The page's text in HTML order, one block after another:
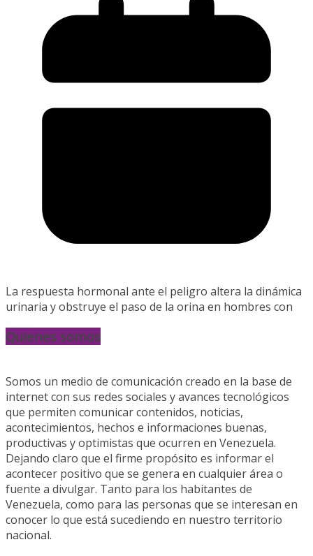
La respuesta hormonal ante el peligro altera la dinámica
urinaria y obstruye el paso de la orina en hombres con
Quienes somos
Somos un medio de comunicación creado en la base de
internet con sus redes sociales y avances tecnológicos
que permiten comunicar contenidos, noticias,
acontecimientos, hechos e informaciones buenas,
productivas y optimistas que ocurren en Venezuela.
Dejando claro que el firme propósito es informar el
acontecer positivo que se genera en cualquier área o
fuente a divulgar. Tanto para los habitantes de
Venezuela, como para las personas que se interesan en
conocer lo que está sucediendo en nuestro territorio
nacional.